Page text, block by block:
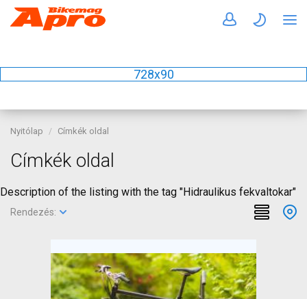
728x90
Nyitólap Címkék oldal
Címkék oldal
Description of the listing with the tag "Hidraulikus fekvaltokar"
Rendezés: